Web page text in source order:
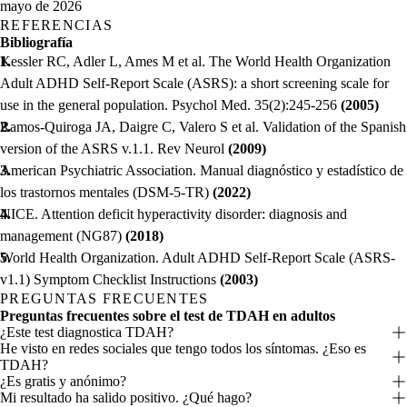
mayo de 2026
REFERENCIAS
Bibliografía
Kessler RC, Adler L, Ames M et al. The World Health Organization
Adult ADHD Self-Report Scale (ASRS): a short screening scale for
use in the general population. Psychol Med. 35(2):245-256 (2005)
Ramos-Quiroga JA, Daigre C, Valero S et al. Validation of the Spanish
version of the ASRS v.1.1. Rev Neurol (2009)
American Psychiatric Association. Manual diagnóstico y estadístico de
los trastornos mentales (DSM-5-TR) (2022)
NICE. Attention deficit hyperactivity disorder: diagnosis and
management (NG87) (2018)
World Health Organization. Adult ADHD Self-Report Scale (ASRS-
v1.1) Symptom Checklist Instructions (2003)
PREGUNTAS FRECUENTES
Preguntas frecuentes sobre el test de TDAH en adultos
¿Este test diagnostica TDAH?
He visto en redes sociales que tengo todos los síntomas. ¿Eso es
TDAH?
¿Es gratis y anónimo?
Mi resultado ha salido positivo. ¿Qué hago?